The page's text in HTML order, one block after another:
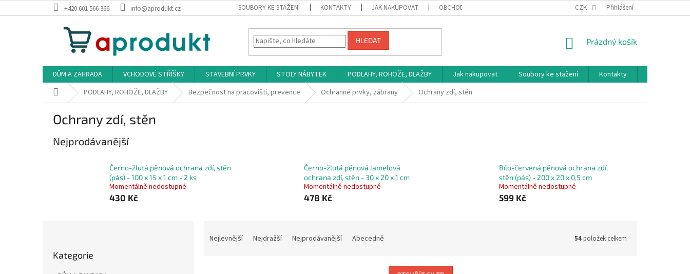
na
+420 601 566 366 info@aprodukt.cz SOUBORY KE STAŽENÍ KONTAKTY JAK NAKUPOVAT OBCHODNÍ PODMÍNKY PODMÍNKY OCHRANY OSOBNÍCH ÚDAJŮ
CZK Přihlášení
HLEDAT
NÁKUPNÍ
Prázdný košík
DŮM A ZAHRADA VCHODOVÉ STŘÍŠKY STAVEBNÍ PRVKY STOLY NÁBYTEK PODLAHY, ROHOŽE, DLAŽBY Jak nakupovat Soubory ke stažení Kontakty
Domů PODLAHY, ROHOŽE, DLAŽBY Bezpečnost na pracovišti, prevence Ochranné prvky, zábrany Ochrany zdí, stěn
Ochrany zdí, stěn
Nejprodávanější
Černo-žlutá pěnová ochrana zdí, stěn
(pás) - 100 x 15 x 1 cm - 2 ks
Momentálně nedostupné
430 Kč
Černo-žlutá pěnová lamelová
ochrana zdí, stěn - 30 x 20 x 1 cm
Momentálně nedostupné
478 Kč
Bílo-červená pěnová ochrana zdí,
stěn (pás) - 200 x 20 x 0,5 cm
Momentálně nedostupné
599 Kč
kategorie
Kategorie
Nejlevnější Nejdražší Nejprodávanější Abecedně 54položek celkem